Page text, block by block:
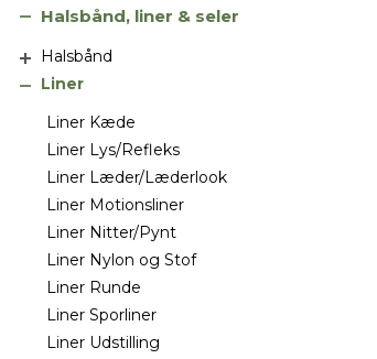
Halsbånd, liner & seler
Halsbånd
Liner
Liner Kæde
Liner Lys/Refleks
Liner Læder/Læderlook
Liner Motionsliner
Liner Nitter/Pynt
Liner Nylon og Stof
Liner Runde
Liner Sporliner
Liner Udstilling